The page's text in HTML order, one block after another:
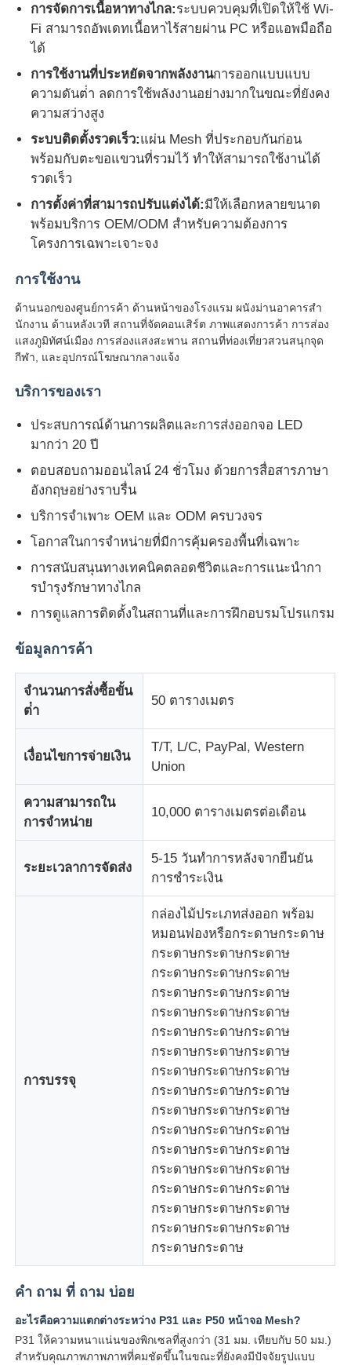
การจัดการเนื้อหาทางไกล:ระบบควบคุมที่เปิดให้ใช้ Wi-
Fi สามารถอัพเดทเนื้อหาไร้สายผ่าน PC หรือแอพมือถือ
ได้
การใช้งานที่ประหยัดจากพลังงานการออกแบบแบบ
ความดันต่ํา ลดการใช้พลังงานอย่างมากในขณะที่ยังคง
ความสว่างสูง
ระบบติดตั้งรวดเร็ว:แผ่น Mesh ที่ประกอบกันก่อน
พร้อมกับตะขอแขวนที่รวมไว้ ทําให้สามารถใช้งานได้
รวดเร็ว
การตั้งค่าที่สามารถปรับแต่งได้:มีให้เลือกหลายขนาด
พร้อมบริการ OEM/ODM สําหรับความต้องการ
โครงการเฉพาะเจาะจง
การใช้งาน
ด้านนอกของศูนย์การค้า ด้านหน้าของโรงแรม ผนังม่านอาคารสํา
นักงาน ด้านหลังเวที สถานที่จัดคอนเสิร์ต ภาพแสดงการค้า การส่อง
แสงภูมิทัศน์เมือง การส่องแสงสะพาน สถานที่ท่องเที่ยวสวนสนุกจุด
กีฬา, และอุปกรณ์โฆษณากลางแจ้ง
บริการของเรา
ประสบการณ์ด้านการผลิตและการส่งออกจอ LED
มากว่า 20 ปี
ตอบสอบถามออนไลน์ 24 ชั่วโมง ด้วยการสื่อสารภาษา
อังกฤษอย่างราบรื่น
บริการจําเพาะ OEM และ ODM ครบวงจร
โอกาสในการจําหน่ายที่มีการคุ้มครองพื้นที่เฉพาะ
การสนับสนุนทางเทคนิคตลอดชีวิตและการแนะนํากา
รบํารุงรักษาทางไกล
การดูแลการติดตั้งในสถานที่และการฝึกอบรมโปรแกรม
ข้อมูลการค้า
จํานวนการสั่งซื้อขั้น
ต่ํา
50 ตารางเมตร
เงื่อนไขการจ่ายเงิน
T/T, L/C, PayPal, Western
Union
ความสามารถใน
การจําหน่าย
10,000 ตารางเมตรต่อเดือน
ระยะเวลาการจัดส่ง
5-15 วันทําการหลังจากยืนยัน
การชําระเงิน
การบรรจุ
กล่องไม้ประเภทส่งออก พร้อม
หมอนฟองหรือกระดาษกระดาษ
กระดาษกระดาษกระดาษ
กระดาษกระดาษกระดาษ
กระดาษกระดาษกระดาษ
กระดาษกระดาษกระดาษ
กระดาษกระดาษกระดาษ
กระดาษกระดาษกระดาษ
กระดาษกระดาษกระดาษ
กระดาษกระดาษกระดาษ
กระดาษกระดาษกระดาษ
กระดาษกระดาษกระดาษ
กระดาษกระดาษกระดาษ
กระดาษกระดาษกระดาษ
กระดาษกระดาษกระดาษ
กระดาษกระดาษกระดาษ
กระดาษกระดาษกระดาษ
กระดาษกระดาษ
คํา ถาม ที่ ถาม บ่อย
อะไรคือความแตกต่างระหว่าง P31 และ P50 หน้าจอ Mesh?
P31 ให้ความหนาแน่นของพิกเซลที่สูงกว่า (31 มม. เทียบกับ 50 มม.)
สําหรับคุณภาพภาพภาพที่คมชัดขึ้นในขณะที่ยังคงมีปัจจัยรูปแบบ